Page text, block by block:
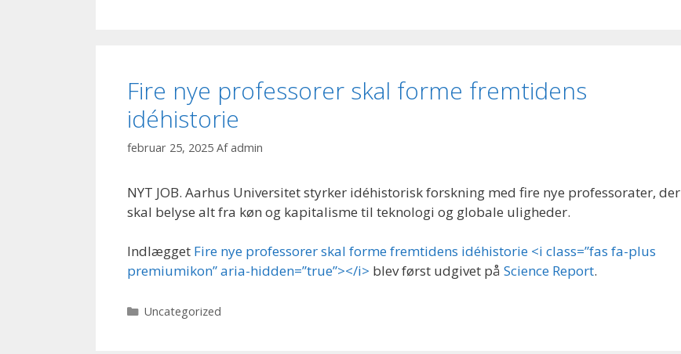
Fire nye professorer skal forme fremtidens
idéhistorie
februar 25, 2025 Afadmin
NYT JOB. Aarhus Universitet styrker idéhistorisk forskning med fire nye professorater, der
skal belyse alt fra køn og kapitalisme til teknologi og globale uligheder.
Indlægget Fire nye professorer skal forme fremtidens idéhistorie <i class=”fas fa-plus
premiumikon” aria-hidden=”true”></i> blev først udgivet på Science Report.
Kategorier
Uncategorized